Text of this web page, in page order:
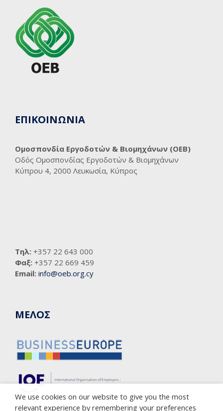
ΕΠΙΚΟΙΝΩΝΙΑ
Ομοσπονδία Εργοδοτών & Βιομηχάνων (ΟΕΒ)
Οδός Ομοσπονδίας Εργοδοτών & Βιομηχάνων
Κύπρου 4, 2000 Λευκωσία, Κύπρος
Τηλ: +357 22 643 000
Φαξ: +357 22 669 459
Email: info@oeb.org.cy
ΜΕΛΟΣ
We use cookies on our website to give you the most
relevant experience by remembering your preferences